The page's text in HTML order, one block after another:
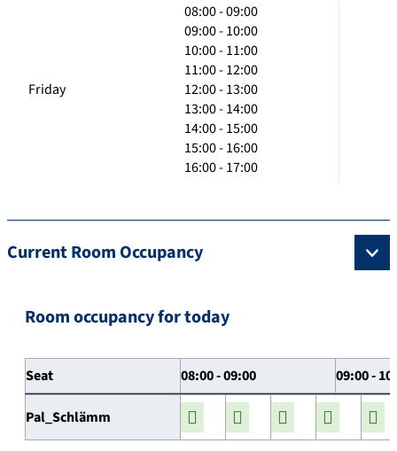
Friday
08:00 - 09:00
09:00 - 10:00
10:00 - 11:00
11:00 - 12:00
12:00 - 13:00
13:00 - 14:00
14:00 - 15:00
15:00 - 16:00
16:00 - 17:00
Current Room Occupancy
Room occupancy for today
Seat 08:00 - 09:00 09:00 -
Pal_Schlämm